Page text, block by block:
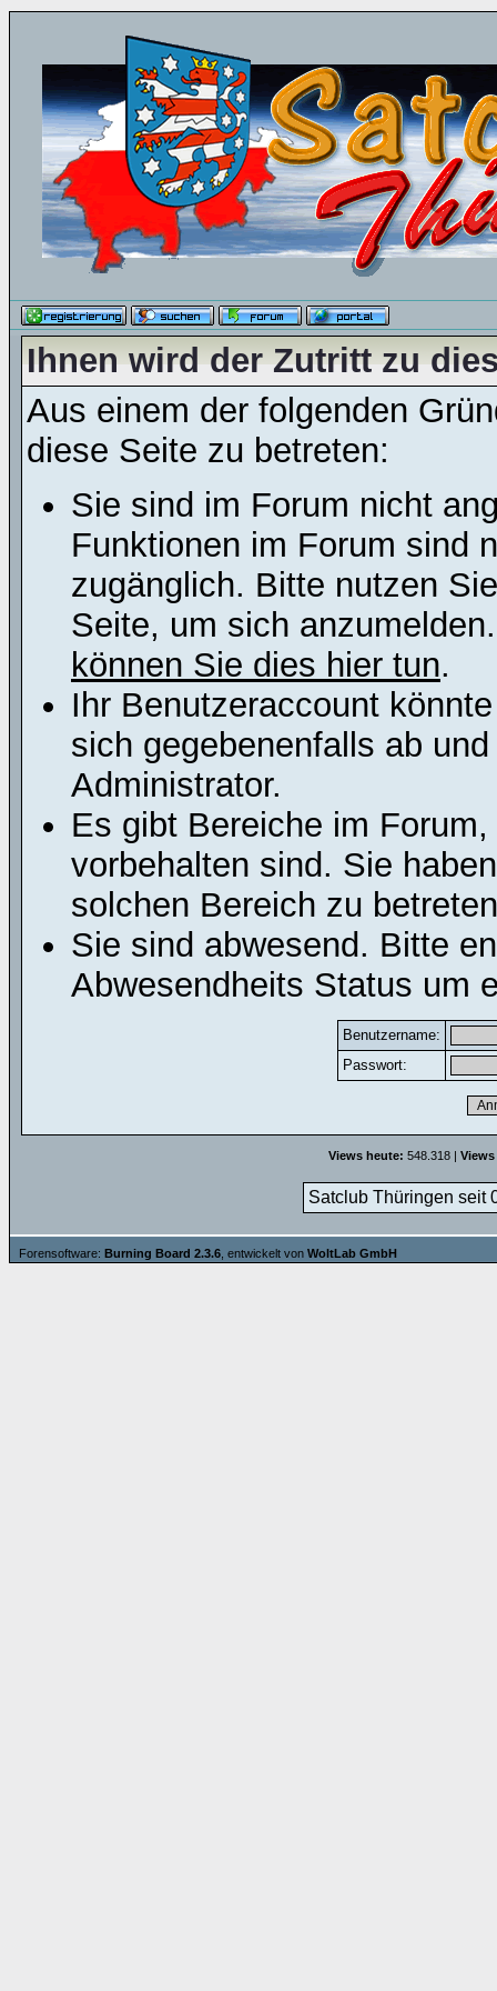
Ihnen wird der Zutritt zu
Aus einem der folgenden
diese Seite zu betreten:
Sie sind im Forum nicht
Funktionen im Forum sind
zugänglich. Bitte nutzen
Seite, um sich
können Sie dies hier tun.
Ihr Benutzeraccount
sich gegebenenfalls ab
Administrator.
Es gibt Bereiche im
vorbehalten sind. Sie
solchen Bereich zu
Sie sind abwesend. Bitte
Abwesendheits Status um
Benutzername:
Passwort:
Views heute: 548.318 |
Satclub Thüringen seit
Forensoftware: Burning Board 2.3.6 , entwickelt von WoltLab GmbH